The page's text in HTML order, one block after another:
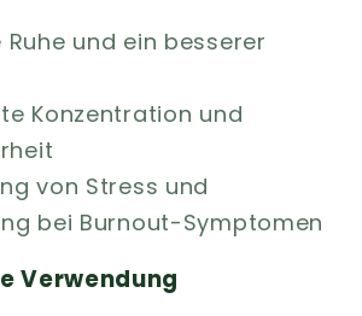
Ruhe und ein besserer
Konzentration und
von Stress und
bei Burnout-Symptomen
Verwendung